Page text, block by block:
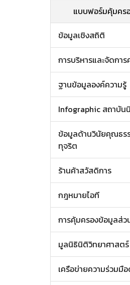
แบบฟอร์มคุ้มคร
ข้อมูลเชิงสถิติ
การบริหารและจัดการ
ฐานข้อมูลองค์ความรู้
Infographic สถาบัน
ข้อมูลด้านวินัยคุณธร
ทุจริต
ร้านค้าสวัสดิการ
กฎหมายไอที
การคุ้มครองข้อมูลส่
มูลนิธินิติวิทยาศาสตร์
เครือข่ายความร่วมมื